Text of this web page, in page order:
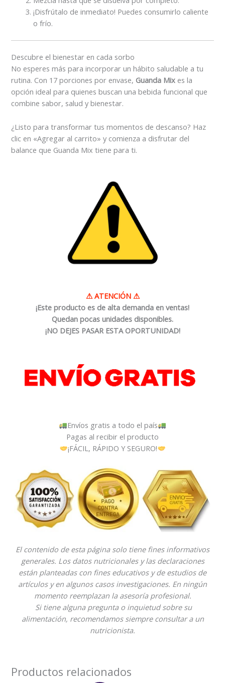
¡Disfrútalo de inmediato! Puedes consumirlo caliente
o frío.
Descubre el bienestar en cada sorbo
No esperes más para incorporar un hábito saludable a tu
rutina. Con 17 porciones por envase, Guanda Mix es la
opción ideal para quienes buscan una bebida funcional que
combine sabor, salud y bienestar.
¿Listo para transformar tus momentos de descanso? Haz
clic en «Agregar al carrito» y comienza a disfrutar del
balance que Guanda Mix tiene para ti.
⚠ATENCIÓN ⚠
¡Este producto es de alta demanda en ventas!
Quedan pocas unidades disponibles.
¡NO DEJES PASAR ESTA OPORTUNIDAD!
Envíos gratis a todo el país
Pagas al recibir el producto
¡FÁCIL, RÁPIDO Y SEGURO!
El contenido de esta página solo tiene fines informativos
generales. Los datos nutricionales y las declaraciones
están planteadas con fines educativos y de estudios de
artículos y en algunos casos investigaciones. En ningún
momento reemplazan la asesoría profesional.
Si tiene alguna pregunta o inquietud sobre su
alimentación, recomendamos siempre consultar a un
nutricionista.
Productos relacionados